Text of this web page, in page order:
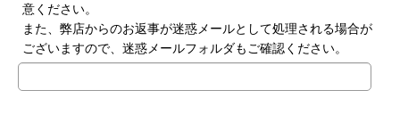
意ください。
また、弊店からのお返事が迷惑メールとして処理される場合が
ございますので、迷惑メールフォルダもご確認ください。